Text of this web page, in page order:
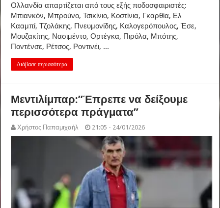
Ολλανδία απαρτίζεται από τους εξής ποδοσφαιριστές:
Μπιανκόν, Μπρούνο, Τσικίνιο, Κοστίνια, Γκαρθία, Ελ
Κααμπί, Τζολάκης, Πνευμονίδης, Καλογερόπουλος, Έσε,
Μουζακίτης, Νασιμέντο, Ορτέγκα, Πιρόλα, Μπότης,
Ποντένσε, Ρέτσος, Ροντινέι, ...
Διάβασε περισσότερα
Μεντιλίμπαρ:”Έπρεπε να δείξουμε
περισσότερα πράγματα”
Χρήστος Παπαμιχαήλ 21:05 - 24/01/2026